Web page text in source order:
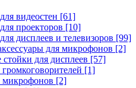
видеостен [61]
проекторов [10]
дисплеев и телевизоров [99]
для микрофонов [2]
для дисплеев [57]
[1]
микрофонов [2]